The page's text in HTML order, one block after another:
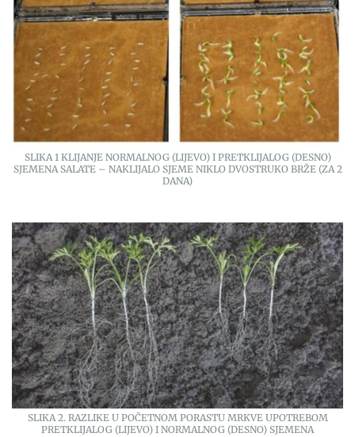
SLIKA 1 KLIJANJE NORMALNOG (LIJEVO) I PRETKLIJALOG (DESNO)
SJEMENA SALATE – NAKLIJALO SJEME NIKLO DVOSTRUKO BRŽE (ZA 2
DANA)
SLIKA 2. RAZLIKE U POČETNOM PORASTU MRKVE UPOTREBOM
PRETKLIJALOG (LIJEVO) I NORMALNOG (DESNO) SJEMENA